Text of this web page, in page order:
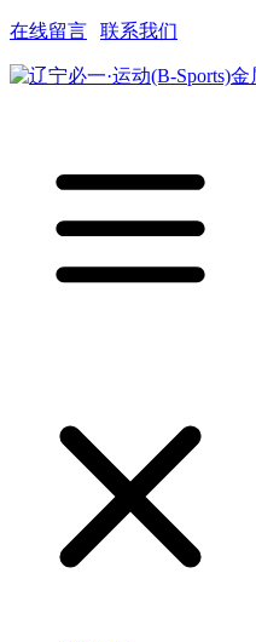
在线留言 联系我们